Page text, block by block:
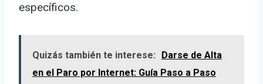
específicos.
Quizás también te interese:
Darse de Alta
en el Paro por Internet: Guía Paso a Paso